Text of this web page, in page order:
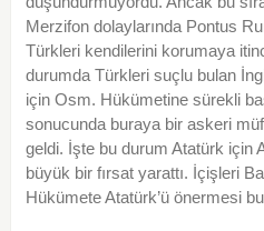
Merzifon dolaylarında Pontus
Türkleri kendilerini korumaya
durumda Türkleri suçlu bulan
için Osm. Hükümetine sürekli
sonucunda buraya bir askeri
geldi. İşte bu durum Atatürk için
büyük bir fırsat yarattı. İçişleri
Hükümete Atatürk’ü önermesi